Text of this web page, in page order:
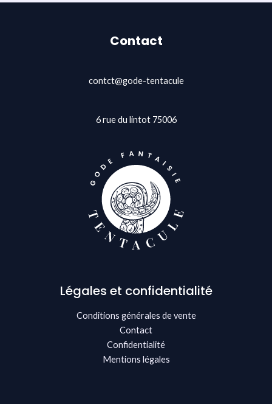
Contact
contct@gode-tentacule
6 rue du lintot 75006
Légales et confidentialité
Conditions générales de vente
Contact
Confidentialité
Mentions légales